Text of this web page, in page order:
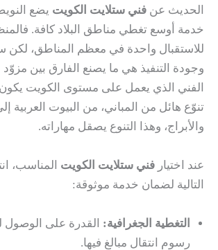
الحديث عن فني ستلايت الكويت يضع
خدمة أوسع تغطي مناطق البلاد كافة.
للاستقبال واحدة في معظم المناطق،
وجودة التنفيذ هي ما يصنع الفارق بين
الفني الذي يعمل على مستوى الكويت
تنوّع هائل من المباني، من البيوت العربية
والأبراج، وهذا التنوع يصقل مهاراته.
عند اختيار فني ستلايت الكويت المناسب،
التالية لضمان خدمة موثوقة:
التغطية الجغرافية: القدرة على
رسوم انتقال مبالغ فيها.